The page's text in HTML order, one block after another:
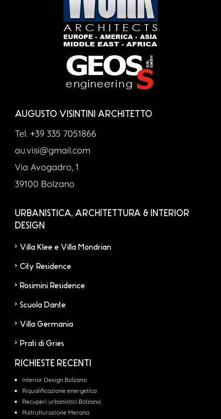
AUGUSTO VISINTINI ARCHITETTO
Tel. +39 335 7051866
au.visi@gmail.com
Via Avogadro, 1
39100 Bolzano
URBANISTICA, ARCHITETTURA & INTERIOR
DESIGN
Villa Klee e Villa Mondrian
City Residence
Rosimini Residence
Scuola Dante
Villa Germania
Prati di Gries
RICHIESTE RECENTI
Interior Design Bolzano
Riqualificazione energetica
Recuperi urbanistici Bolzano
Ristrutturazione Merano